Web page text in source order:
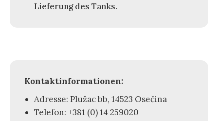
Lieferung des Tanks.
Kontaktinformationen:
Adresse: Plužac bb, 14523 Osečina
Telefon: +381 (0) 14 259020